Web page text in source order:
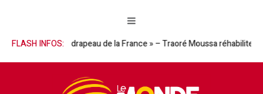
FLASH INFOS:
le drapeau de la France » – Traoré Moussa réhabilite le Général